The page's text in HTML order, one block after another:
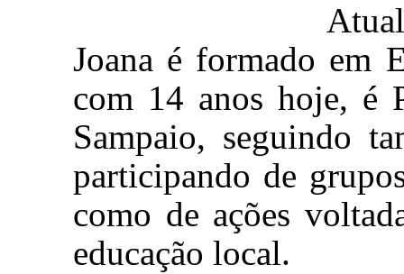
Atualmente
Joana é formado em
com 14 anos hoje, é
Sampaio, seguindo
participando de
como de ações
educação local.